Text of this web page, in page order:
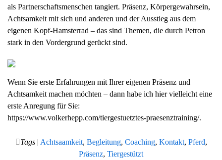
als Partnerschaftsmenschen tangiert. Präsenz, Körpergewahrsein,
Achtsamkeit mit sich und anderen und der Ausstieg aus dem
eigenen Kopf-Hamsterrad – das sind Themen, die durch Petron
stark in den Vordergrund gerückt sind.
Wenn Sie erste Erfahrungen mit Ihrer eigenen Präsenz und
Achtsamkeit machen möchten – dann habe ich hier vielleicht eine
erste Anregung für Sie:
https://www.volkerhepp.com/tiergestuetztes-praesenztraining/.
Tags| Achtsaamkeit, Begleitung, Coaching, Kontakt, Pferd,
Präsenz, Tiergestützt